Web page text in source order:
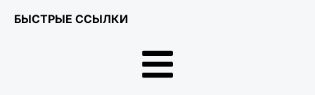
БЫСТРЫЕ ССЫЛКИ